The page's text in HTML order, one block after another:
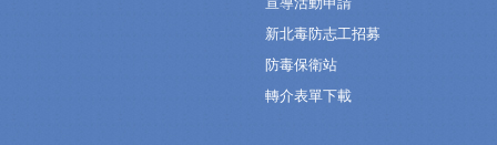
新北毒防志工招募
防毒保衛站
轉介表單下載